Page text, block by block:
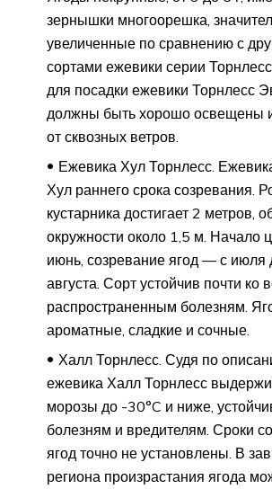
зернышки многоорешка,
увеличенные по сравнению с
сортами ежевики серии
для посадки ежевики Торнлесс
должны быть хорошо освещены
от сквозных ветров.
Ежевика Хул Торнлесс.
Хул раннего срока созревания.
кустарника достигает 2 метров,
окружности около 1,5 м. Начало
июнь, созревание ягод — с июля
августа. Сорт устойчив почти ко
распространенным болезням.
ароматные, сладкие и сочные.
Халл Торнлесс. Судя по
ежевика Халл Торнлесс
морозы до -30°C и ниже,
болезням и вредителям. Сроки
ягод точно не установлены. В
региона произрастания ягода